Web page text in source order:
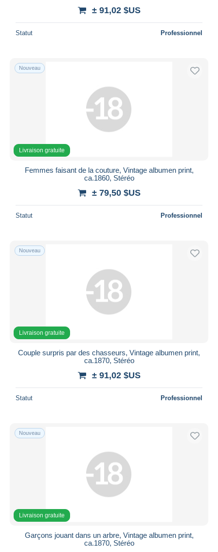
Appliquer
± 91,02 $US
Statut Professionnel
Nouveau
Livraison gratuite
Femmes faisant de la couture, Vintage albumen print,
ca.1860, Stéréo
± 79,50 $US
Statut Professionnel
Nouveau
Livraison gratuite
Couple surpris par des chasseurs, Vintage albumen print,
ca.1870, Stéréo
± 91,02 $US
Statut Professionnel
Nouveau
Livraison gratuite
Garçons jouant dans un arbre, Vintage albumen print,
ca.1870, Stéréo